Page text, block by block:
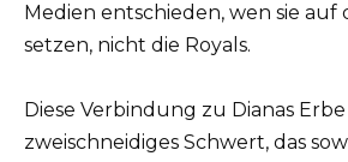
Medien entschieden, wen sie auf
setzen, nicht die Royals.
Diese Verbindung zu Dianas
zweischneidiges Schwert, das